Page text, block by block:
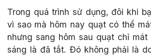
Trong quá trình sử dụng, đôi khi
vì sao mà hôm nay quạt có thể
nhưng sang hôm sau quạt chỉ
sáng là đã tắt. Đó không phải là